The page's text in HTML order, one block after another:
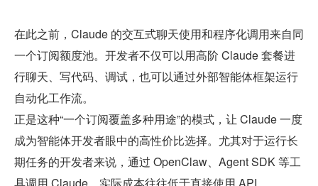
在此之前，Claude 的交互式聊天使用和程序化调用来自同
一个订阅额度池。开发者不仅可以用高阶 Claude 套餐进
行聊天、写代码、调试，也可以通过外部智能体框架运行
自动化工作流。
正是这种“一个订阅覆盖多种用途”的模式，让 Claude 一度
成为智能体开发者眼中的高性价比选择。尤其对于运行长
期任务的开发者来说，通过 OpenClaw、Agent SDK 等工